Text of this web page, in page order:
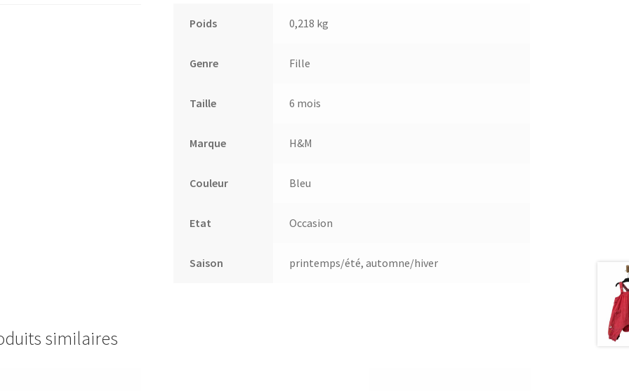
Poids 0,218 kg
Genre Fille
Taille 6 mois
Marque H&M
Couleur Bleu
Etat Occasion
Saison printemps/été, automne/hiver
similaires